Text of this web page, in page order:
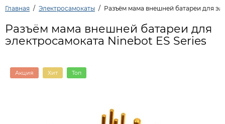
Главная Электросамокаты Разъём мама внешней батареи для
Разъём мама внешней батареи для
электросамоката Ninebot ES Series
Акция Хит Топ